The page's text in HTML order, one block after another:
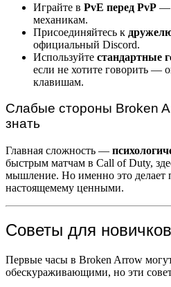
Играйте в PvE перед PvP —
механикам.
Присоединяйтесь к
официальный Discord.
Используйте стандартные
если не хотите говорить —
клавишам.
Слабые стороны Broken
знать
Главная сложность —
быстрым матчам в Call of Duty,
мышление. Но именно это делает
настоящемему ценными.
Советы для новичков
Первые часы в Broken Arrow
обескураживающими, но эти